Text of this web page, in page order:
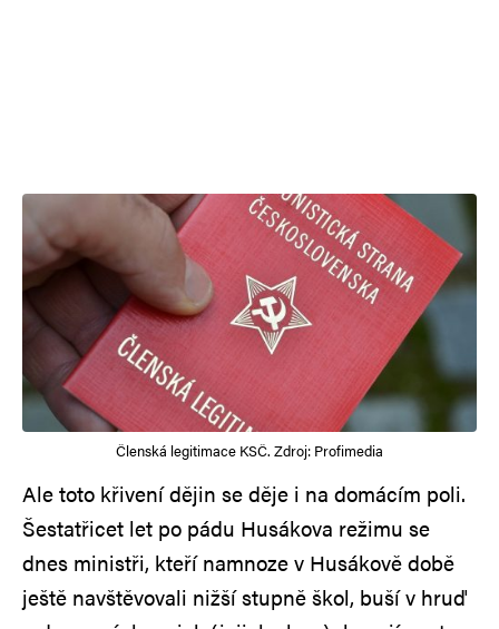
Členská legitimace KSČ. Zdroj: Profimedia
Ale toto křivení dějin se děje i na domácím poli.
Šestatřicet let po pádu Husákova režimu se
dnes ministři, kteří namnoze v Husákově době
ještě navštěvovali nižší stupně škol, buší v hruď